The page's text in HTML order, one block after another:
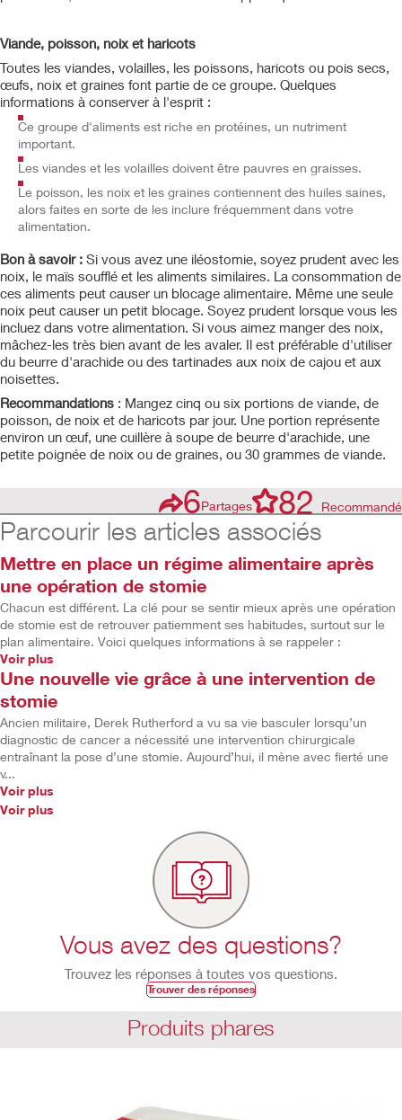
Viande, poisson, noix et haricots
Toutes les viandes, volailles, les poissons, haricots ou pois secs,
œufs, noix et graines font partie de ce groupe. Quelques
informations à conserver à l'esprit :
Ce groupe d'aliments est riche en protéines, un nutriment
important.
Les viandes et les volailles doivent être pauvres en graisses.
Le poisson, les noix et les graines contiennent des huiles saines,
alors faites en sorte de les inclure fréquemment dans votre
alimentation.
Bon à savoir : Si vous avez une iléostomie, soyez prudent avec les
noix, le maïs soufflé et les aliments similaires. La consommation de
ces aliments peut causer un blocage alimentaire. Même une seule
noix peut causer un petit blocage. Soyez prudent lorsque vous les
incluez dans votre alimentation. Si vous aimez manger des noix,
mâchez-les très bien avant de les avaler. Il est préférable d'utiliser
du beurre d'arachide ou des tartinades aux noix de cajou et aux
noisettes.
Recommandations : Mangez cinq ou six portions de viande, de
poisson, de noix et de haricots par jour. Une portion représente
environ un œuf, une cuillère à soupe de beurre d'arachide, une
petite poignée de noix ou de graines, ou 30 grammes de viande.
6Partages 82 Recommandé
Parcourir les articles associés
Mettre en place un régime alimentaire après
une opération de stomie
Chacun est différent. La clé pour se sentir mieux après une opération
de stomie est de retrouver patiemment ses habitudes, surtout sur le
plan alimentaire. Voici quelques informations à se rappeler :
Voir plus
Une nouvelle vie grâce à une intervention de
stomie
Ancien militaire, Derek Rutherford a vu sa vie basculer lorsqu’un
diagnostic de cancer a nécessité une intervention chirurgicale
entraînant la pose d’une stomie. Aujourd’hui, il mène avec fierté une
v...
Voir plus
Voir plus
Vous avez des questions?
Trouvez les réponses à toutes vos questions.
Trouver des réponses
Produits phares